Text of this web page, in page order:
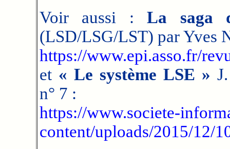
Voir aussi :La saga
(LSD/LSG/LST) par Yves
https://www.epi.asso.fr/
et « Le système LSE »
n° 7 :
https://www.societe-
content/uploads/2015/12/